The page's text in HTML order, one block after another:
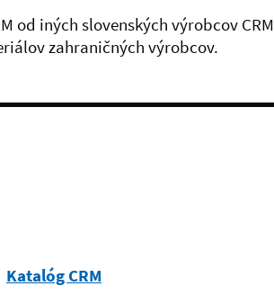
od iných slovenských výrobcov CRM
zahraničných výrobcov.
Katalóg CRM